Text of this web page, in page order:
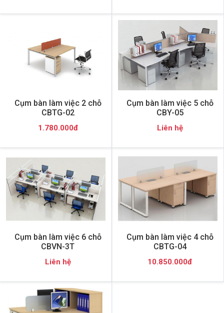
Cụm bàn làm việc 2 chỗ
CBTG-02
1.780.000đ
Cụm bàn làm việc 5 chỗ
CBY-05
Liên hệ
Cụm bàn làm việc 6 chỗ
CBVN-3T
Liên hệ
Cụm bàn làm việc 4 chỗ
CBTG-04
10.850.000đ